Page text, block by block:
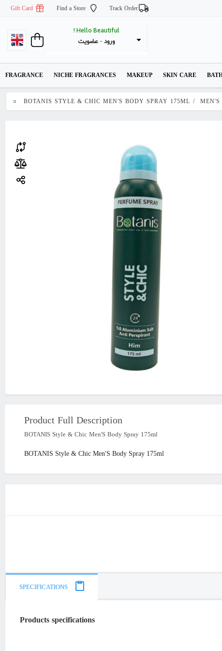
Track Order
Find a Store
Gift Card
Hello Beautiful !
ورود - عضویت
FRAGRANCE NICHE FRAGRANCES MAKEUP SKIN CARE
MEN'S
/
BOTANIS STYLE & CHIC MEN'S BODY SPRAY 175ML
Product Full Description
BOTANIS Style & Chic Men'S Body Spray 175ml
BOTANIS Style & Chic Men'S Body Spray 175ml
SPECIFICATIONS
Products specifications